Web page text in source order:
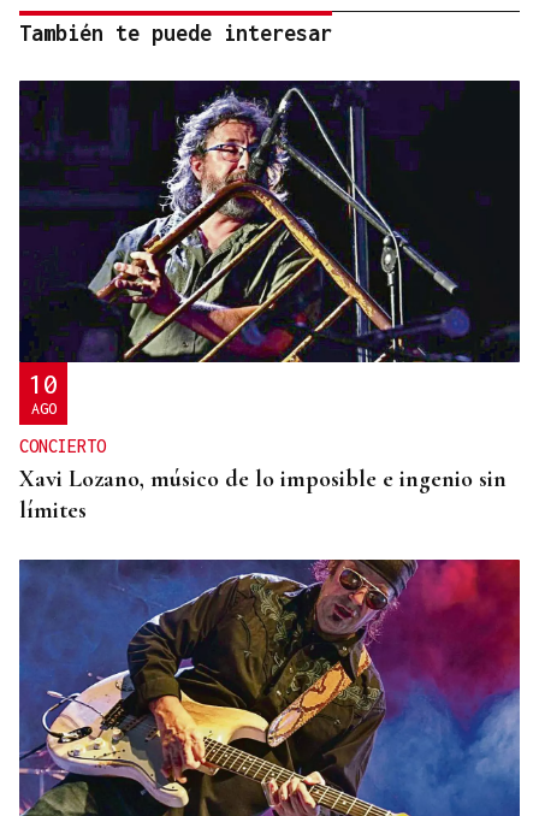
También te puede interesar
10
AGO
CONCIERTO
Xavi Lozano, músico de lo imposible e ingenio sin
límites